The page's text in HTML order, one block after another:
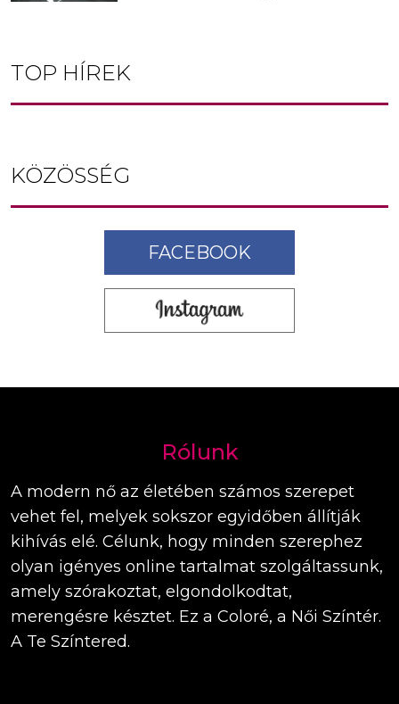
TOP HÍREK
KÖZÖSSÉG
FACEBOOK
Rólunk
A modern nő az életében számos szerepet
vehet fel, melyek sokszor egyidőben állítják
kihívás elé. Célunk, hogy minden szerephez
olyan igényes online tartalmat szolgáltassunk,
amely szórakoztat, elgondolkodtat,
merengésre késztet. Ez a Coloré, a Női Színtér.
A Te Színtered.